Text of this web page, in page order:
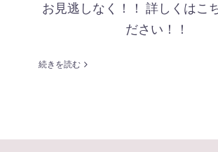
お見逃しなく！！ 詳しくはこ
ださい！！
続きを読む